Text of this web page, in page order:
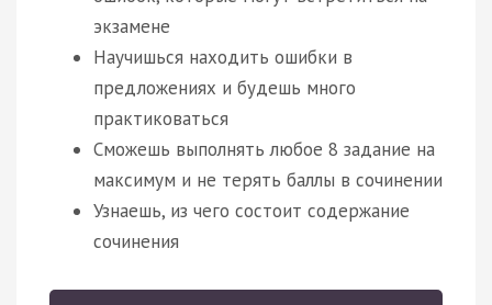
экзамене
Научишься находить ошибки в
предложениях и будешь много
практиковаться
Сможешь выполнять любое 8 задание на
максимум и не терять баллы в сочинении
Узнаешь, из чего состоит содержание
сочинения